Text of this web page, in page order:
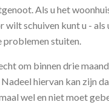
Als u het
wilt schuiven kunt u -
problemen stuiten.
om binnen drie
hiervan kan zijn
wel en niet moet